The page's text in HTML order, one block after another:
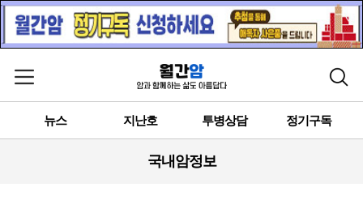
메뉴 열기 검색
뉴스 지난호 투병상담 정기구독
국내암정보